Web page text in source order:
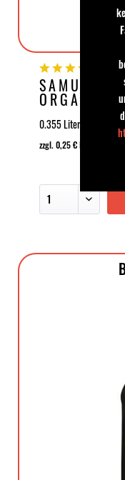
SAMUEL
ORGANIC
FRUIT
0.355 Liter | 5.1 % Vol
zzgl. 0,25 € EINWEG Pfand